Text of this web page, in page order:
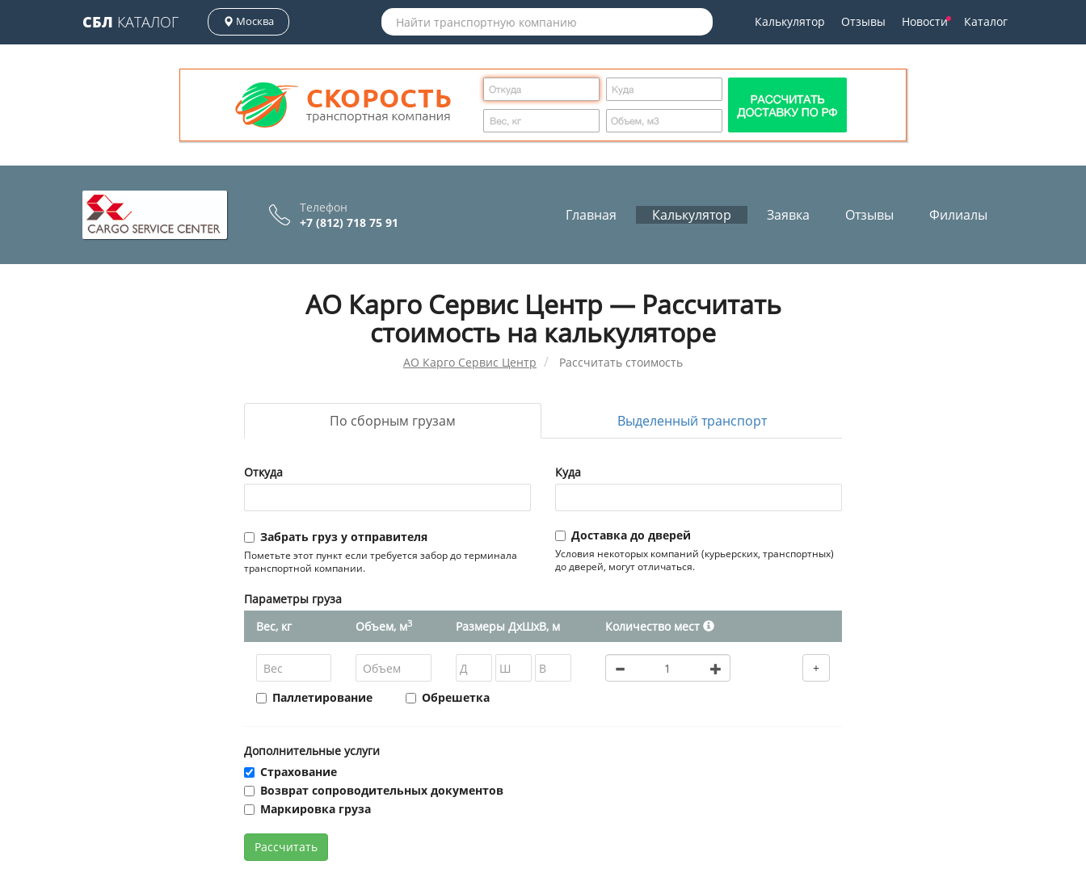
СБЛ КАТАЛОГ Москва Калькулятор Отзывы Новости Каталог
Телефон
+7 (812) 718 75 91
Главная Калькулятор Заявка Отзывы Филиалы
АО Карго Сервис Центр — Рассчитать
стоимость на калькуляторе
АО Карго Сервис Центр Рассчитать стоимость
По сборным грузам Выделенный транспорт
Откуда Куда
Забрать груз у отправителя
Пометьте этот пункт если требуется забор до терминала
транспортной компании.
Доставка до дверей
Условия некоторых компаний (курьерских, транспортных)
до дверей, могут отличаться.
Параметры груза
Вес, кг
Объем, м3 Размеры ДxШxВ, м Количество мест
+
Паллетирование
Обрешетка
Дополнительные услуги
Страхование
Возврат сопроводительных документов
Маркировка груза
Рассчитать